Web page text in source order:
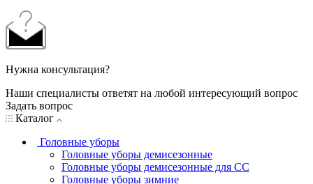
Нужна консультация?
Наши специалисты ответят на любой интересующий вопрос
Задать вопрос
Каталог
Головные уборы
Головные уборы демисезонные
Головные уборы демисезонные для СС
Головные уборы зимние